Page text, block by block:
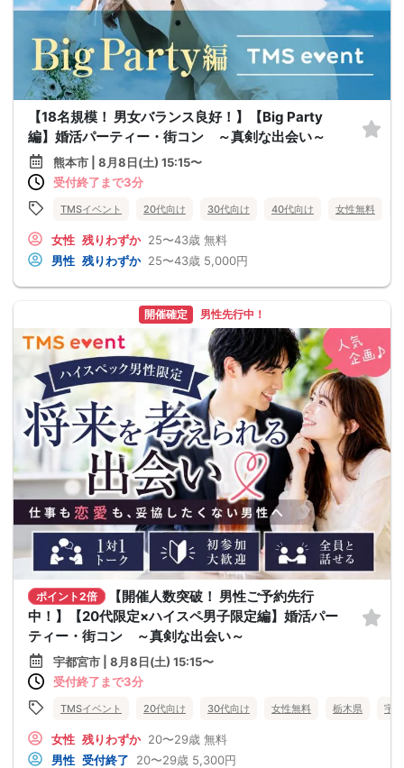
【18名規模！ 男女バランス良好！】【Big Party
編】婚活パーティー・街コン ～真剣な出会い～
熊本市 | 8月8日(土) 15:15〜
受付終了まで3分
TMSイベント 20代向け 30代向け 40代向け 女性無料
女性 残りわずか 25〜43歳 無料
男性 残りわずか 25〜43歳 5,000円
開催確定 男性先行中！
ポイント2倍
【開催人数突破！ 男性ご予約先行
中！】【20代限定×ハイスペ男子限定編】婚活パー
ティー・街コン ～真剣な出会い～
宇都宮市 | 8月8日(土) 15:15〜
受付終了まで3分
TMSイベント 20代向け 30代向け 女性無料 栃木県 宇
女性 残りわずか 20〜29歳 無料
男性 受付終了 20〜29歳 5,300円